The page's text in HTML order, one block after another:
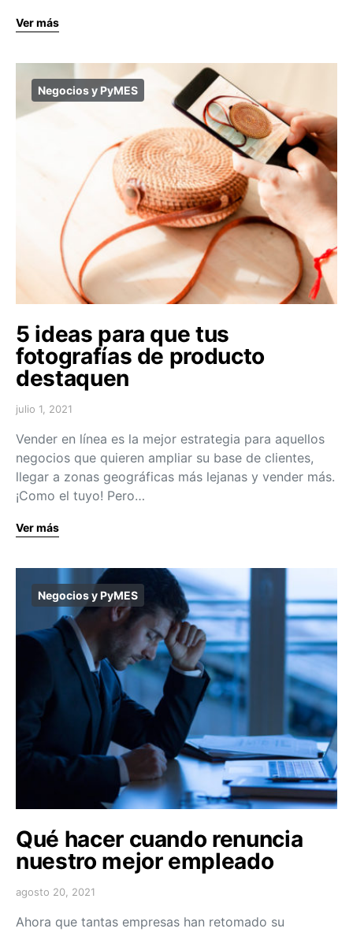
Ver más
Negocios y PyMES
5 ideas para que tus
fotografías de producto
destaquen
julio 1, 2021
Vender en línea es la mejor estrategia para aquellos
negocios que quieren ampliar su base de clientes,
llegar a zonas geográficas más lejanas y vender más.
¡Como el tuyo! Pero…
Ver más
Negocios y PyMES
Qué hacer cuando renuncia
nuestro mejor empleado
agosto 20, 2021
Ahora que tantas empresas han retomado su